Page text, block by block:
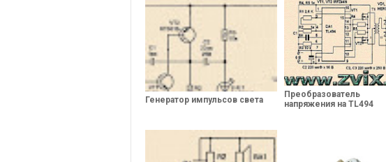
Генератор импульсов света
Преобразователь
напряжения на TL494